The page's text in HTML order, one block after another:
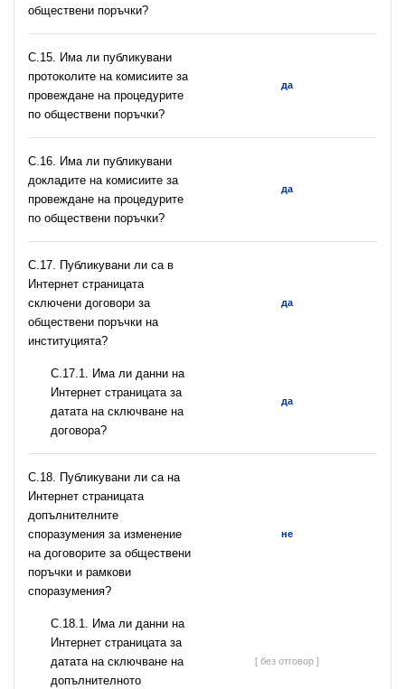
обществени поръчки?
С.15. Има ли публикувани
протоколите на комисиите за
провеждане на процедурите
по обществени поръчки?
да
С.16. Има ли публикувани
докладите на комисиите за
провеждане на процедурите
по обществени поръчки?
да
С.17. Публикувани ли са в
Интернет страницата
сключени договори за
обществени поръчки на
институцията?
да
С.17.1. Има ли данни на
Интернет страницата за
датата на сключване на
договора?
да
С.18. Публикувани ли са на
Интернет страницата
допълнителните
споразумения за изменение
на договорите за обществени
поръчки и рамкови
споразумения?
не
С.18.1. Има ли данни на
Интернет страницата за
датата на сключване на
допълнителното
[ без отговор ]